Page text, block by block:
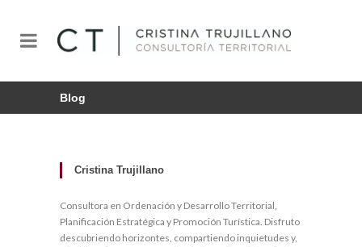
Blog
Cristina Trujillano
Consultora en Ordenación y Desarrollo Territorial,
Planificación Estratégica y Promoción Turística. Disfruto
descubriendo horizontes, compartiendo inquietudes y,